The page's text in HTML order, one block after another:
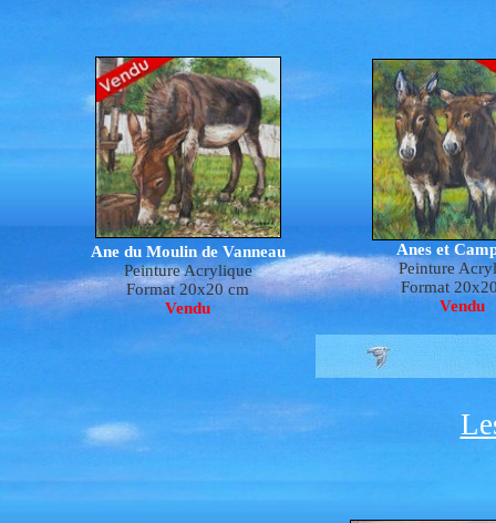
Ane du Moulin de Vanneau
Peinture Acrylique
Format 20x20 cm
Vendu
Anes et
Peinture
Format
Vendu